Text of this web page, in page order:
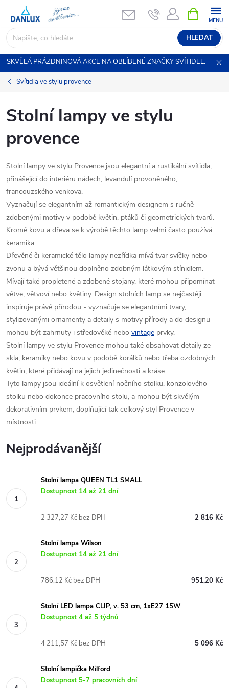
obsah
HLEDAT
NÁKUPNÍ
KOŠÍK
SKVĚLÁ PRÁZDNINOVÁ AKCE NA OBLÍBENÉ ZNAČKYSVÍTIDEL.
Svítidla ve stylu provence
Stolní lampy ve stylu
provence
Stolní lampy ve stylu Provence jsou elegantní a rustikální svítidla,
přinášející do interiéru nádech, levandulí provoněného,
francouzského venkova.
Vyznačují se elegantním až romantickým designem s ručně
zdobenými motivy v podobě květin, ptáků či geometrických tvarů.
Kromě kovu a dřeva se k výrobě těchto lamp velmi často používá
keramika.
Dřevěné či keramické tělo lampy nezřídka mívá tvar svíčky nebo
zvonu a bývá většinou doplněno zdobným látkovým stínidlem.
Mívají také propletené a zdobené stojany, které mohou připomínat
větve, větvoví nebo květiny. Design stolních lamp se nejčastěji
inspiruje právě přírodou - vyznačuje se elegantními tvary,
stylizovanými ornamenty a detaily s motivy přírody a do designu
mohou být zahrnuty i středověké nebo vintage prvky.
Stolní lampy ve stylu Provence mohou také obsahovat detaily ze
skla, keramiky nebo kovu v podobě korálků nebo třeba ozdobných
květin, které přidávají na jejich jedinečnosti a kráse.
Tyto lampy jsou ideální k osvětlení nočního stolku, konzolového
stolku nebo dokonce pracovního stolu, a mohou být skvělým
dekorativním prvkem, doplňující tak celkový styl Provence v
místnosti.
Nejprodávanější
Stolní lampa QUEEN TL1 SMALL
Dostupnost 14 až 21 dní
2 816 Kč
2 327,27 Kč bez DPH
Stolní lampa Wilson
Dostupnost 14 až 21 dní
951,20 Kč
786,12 Kč bez DPH
Stolní LED lampa CLIP, v. 53 cm, 1xE27 15W
Dostupnost 4 až 5 týdnů
5 096 Kč
4 211,57 Kč bez DPH
Stolní lampička Milford
Dostupnost 5-7 pracovních dní